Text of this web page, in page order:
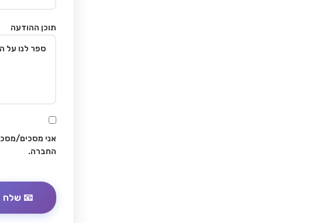
תוכן ההודעה
אני מסכים/
החברה.